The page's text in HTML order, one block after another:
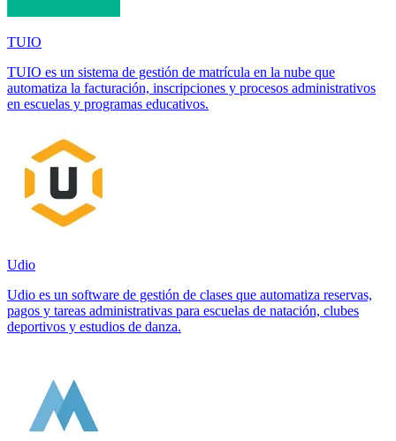
TUIO
TUIO es un sistema de gestión de matrícula en la nube que
automatiza la facturación, inscripciones y procesos administrativos
en escuelas y programas educativos.
Udio
Udio es un software de gestión de clases que automatiza reservas,
pagos y tareas administrativas para escuelas de natación, clubes
deportivos y estudios de danza.